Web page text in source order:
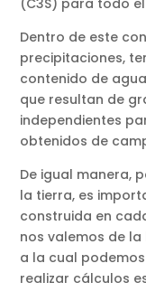
Dentro de este
precipitaciones,
contenido de
que resultan de
independientes
obtenidos de
De igual manera,
la tierra, es
construida en
nos valemos de
a la cual
realizar cálculos